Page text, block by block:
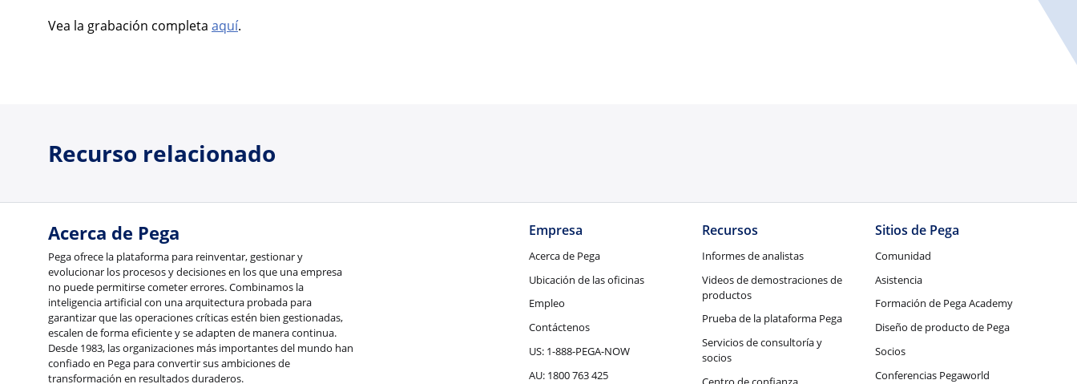
Vea la grabación completa aquí.
Recurso relacionado
Acerca de Pega
Pega ofrece la plataforma para reinventar, gestionar y
evolucionar los procesos y decisiones en los que una empresa
no puede permitirse cometer errores. Combinamos la
inteligencia artificial con una arquitectura probada para
garantizar que las operaciones críticas estén bien gestionadas,
escalen de forma eficiente y se adapten de manera continua.
Desde 1983, las organizaciones más importantes del mundo han
confiado en Pega para convertir sus ambiciones de
transformación en resultados duraderos.
Empresa
Acerca de Pega
Ubicación de las oficinas
Empleo
Contáctenos
US: 1-888-PEGA-NOW
AU: 1800 763 425
Recursos
Informes de analistas
Videos de demostraciones de
productos
Prueba de la plataforma Pega
Servicios de consultoría y
socios
Sitios de Pega
Comunidad
Asistencia
Formación de Pega Academy
Diseño de producto de Pega
Socios
Conferencias Pegaworld